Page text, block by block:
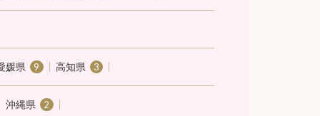
媛県 9 高知県 3
沖縄県 2